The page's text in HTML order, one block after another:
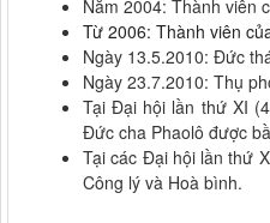
Năm 2004: Thành viên
Từ 2006: Thành viên
Ngày 13.5.2010: Đức
Ngày 23.7.2010: Thụ
Tại Đại hội lần thứ XI
Đức cha Phaolô được
Tại các Đại hội lần thứ
Công lý và Hoà bình.